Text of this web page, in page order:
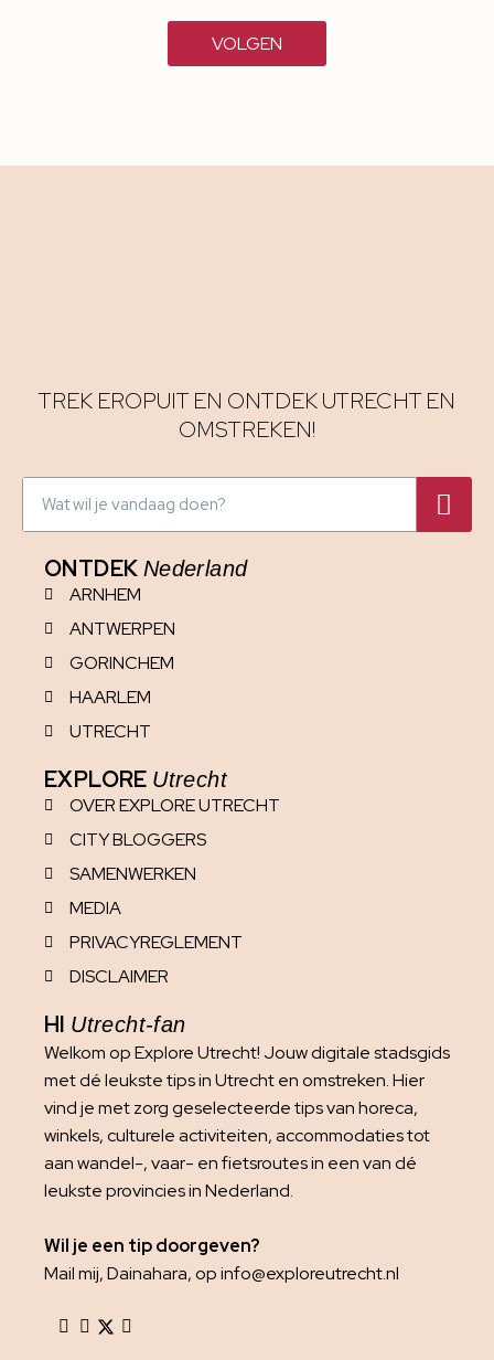
VOLGEN
TREK EROPUIT EN ONTDEK UTRECHT EN
OMSTREKEN!
ONTDEK Nederland
ARNHEM
ANTWERPEN
GORINCHEM
HAARLEM
UTRECHT
EXPLORE Utrecht
OVER EXPLORE UTRECHT
CITY BLOGGERS
SAMENWERKEN
MEDIA
PRIVACYREGLEMENT
DISCLAIMER
HI Utrecht-fan
Welkom op Explore Utrecht! Jouw digitale stadsgids
met dé leukste tips in Utrecht en omstreken. Hier
vind je met zorg geselecteerde tips van horeca,
winkels, culturele activiteiten, accommodaties tot
aan wandel-, vaar- en fietsroutes in een van dé
leukste provincies in Nederland.
Wil je een tip doorgeven?
Mail mij, Dainahara, op info@exploreutrecht.nl